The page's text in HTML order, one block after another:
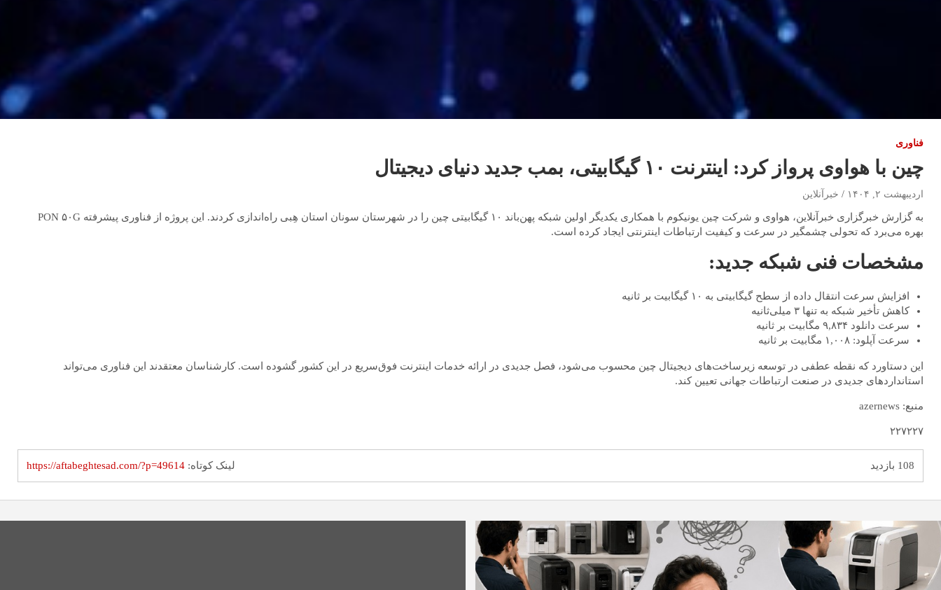
فناوری
چین با هواوی پرواز کرد: اینترنت ۱۰ گیگابیتی، بمب جدید دنیای دیجیتال
اردیبهشت ۲, ۱۴۰۴ خبرآنلاین
به گزارش خبرگزاری خبرآنلاین، هواوی و شرکت چین یونیکوم با همکاری یکدیگر اولین شبکه پهن‌باند ۱۰ گیگابیتی چین را در شهرستان سونان استان هِبی راه‌اندازی کردند. این پروژه از فناوری پیشرفته PON ۵۰G
بهره می‌برد که تحولی چشمگیر در سرعت و کیفیت ارتباطات اینترنتی ایجاد کرده است.
مشخصات فنی شبکه جدید:
افزایش سرعت انتقال داده از سطح گیگابیتی به ۱۰ گیگابیت بر ثانیه
کاهش تأخیر شبکه به تنها ۳ میلی‌ثانیه
سرعت دانلود ۹,۸۳۴ مگابیت بر ثانیه
سرعت آپلود: ۱,۰۰۸ مگابیت بر ثانیه
این دستاورد که نقطه عطفی در توسعه زیرساخت‌های دیجیتال چین محسوب می‌شود، فصل جدیدی در ارائه خدمات اینترنت فوق‌سریع در این کشور گشوده است. کارشناسان معتقدند این فناوری می‌تواند
استانداردهای جدیدی در صنعت ارتباطات جهانی تعیین کند.
منبع: azernews
۲۲۷۲۲۷
108 بازدید لینک کوتاه: https://aftabeghtesad.com/?p=49614